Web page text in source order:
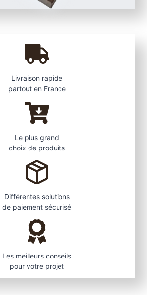
t
Livraison rapide
partout en France
Le plus grand
choix de produits
Différentes solutions
de paiement sécurisé
Les meilleurs conseils
pour votre projet